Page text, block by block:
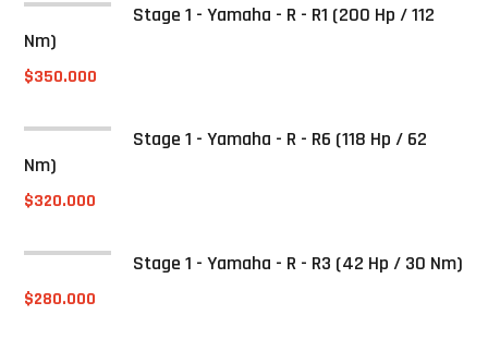
Stage 1 - Yamaha - R - R1 (200 Hp / 112
Nm)
$350.000
Stage 1 - Yamaha - R - R6 (118 Hp / 62
Nm)
$320.000
Stage 1 - Yamaha - R - R3 (42 Hp / 30 Nm)
$280.000